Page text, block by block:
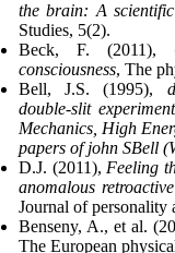
the brain: A
Studies, 5(2).
Beck, F. (2011),
consciousness, The
Bell, J.S. (1995),
double-slit
Mechanics, High
papers of john SBell
D.J. (2011), Feeling
anomalous
Journal of personality
Benseny, A., et al.
The European